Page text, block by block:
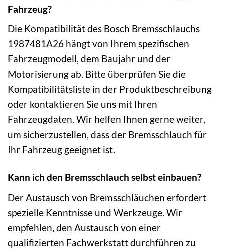
Fahrzeug?
Die Kompatibilität des Bosch Bremsschlauchs
1987481A26 hängt von Ihrem spezifischen
Fahrzeugmodell, dem Baujahr und der
Motorisierung ab. Bitte überprüfen Sie die
Kompatibilitätsliste in der Produktbeschreibung
oder kontaktieren Sie uns mit Ihren
Fahrzeugdaten. Wir helfen Ihnen gerne weiter,
um sicherzustellen, dass der Bremsschlauch für
Ihr Fahrzeug geeignet ist.
Kann ich den Bremsschlauch selbst einbauen?
Der Austausch von Bremsschläuchen erfordert
spezielle Kenntnisse und Werkzeuge. Wir
empfehlen, den Austausch von einer
qualifizierten Fachwerkstatt durchführen zu